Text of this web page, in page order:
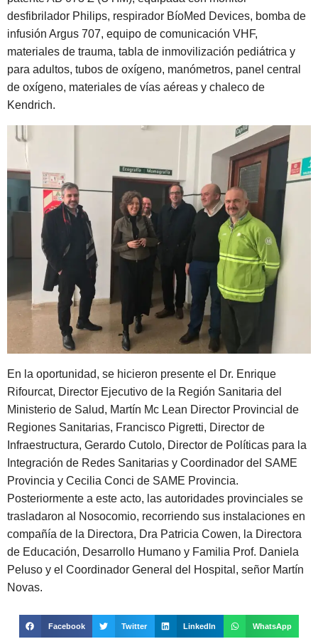
desfibrilador Philips, respirador BíoMed Devices, bomba de
infusión Argus 707, equipo de comunicación VHF,
materiales de trauma, tabla de inmovilización pediátrica y
para adultos, tubos de oxígeno, manómetros, panel central
de oxígeno, materiales de vías aéreas y chaleco de
Kendrich.
En la oportunidad, se hicieron presente el Dr. Enrique
Rifourcat, Director Ejecutivo de la Región Sanitaria del
Ministerio de Salud, Martín Mc Lean Director Provincial de
Regiones Sanitarias, Francisco Pigretti, Director de
Infraestructura, Gerardo Cutolo, Director de Políticas para la
Integración de Redes Sanitarias y Coordinador del SAME
Provincia y Cecilia Conci de SAME Provincia.
Posteriormente a este acto, las autoridades provinciales se
trasladaron al Nosocomio, recorriendo sus instalaciones en
compañía de la Directora, Dra Patricia Cowen, la Directora
de Educación, Desarrollo Humano y Familia Prof. Daniela
Peluso y el Coordinador General del Hospital, señor Martín
Novas.
Facebook Twitter LinkedIn WhatsApp